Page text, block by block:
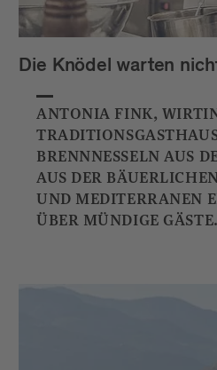
Die Knödel warten
ANTONIA FINK,
BRENNNESSELN AUS
AUS DER
UND MEDITERRANEN
ÜBER MÜNDIGE GÄSTE.